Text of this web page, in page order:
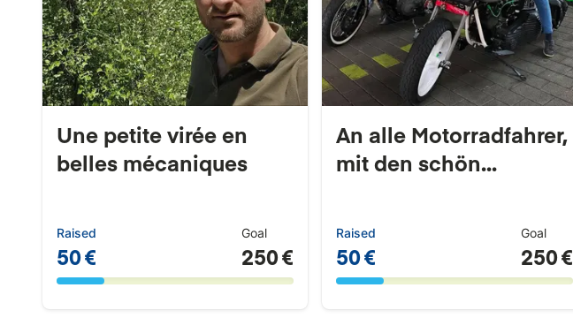
Une petite virée en
belles mécaniques
Raised
50 €
Goal
250 €
An alle Motorradfahrer,
mit den schön...
Raised
50 €
Goal
250 €